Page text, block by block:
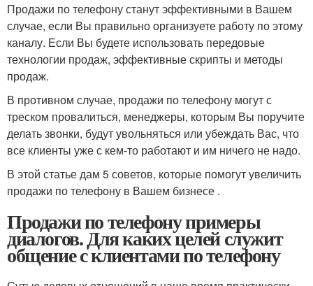
Продажи по телефону станут эффективными в Вашем
случае, если Вы правильно организуете работу по этому
каналу. Если Вы будете использовать передовые
технологии продаж, эффективные скрипты и методы
продаж.
В противном случае, продажи по телефону могут с
треском провалиться, менеджеры, которым Вы поручите
делать звонки, будут увольняться или убеждать Вас, что
все клиенты уже с кем-то работают и им ничего не надо.
В этой статье дам 5 советов, которые помогут увеличить
продажи по телефону в Вашем бизнесе .
Продажи по телефону примеры
диалогов. Для каких целей служит
общение с клиентами по телефону